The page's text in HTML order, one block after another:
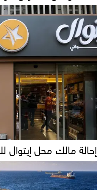
إحالة مالك محل إيتوال